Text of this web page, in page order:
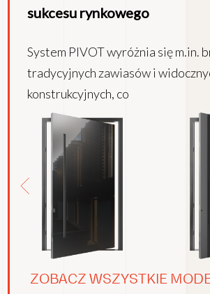
sukcesu rynkowego
System PIVOT wyróżnia się m.in.
tradycyjnych zawiasów i
konstrukcyjnych, co
ZOBACZ WSZYSTKIE